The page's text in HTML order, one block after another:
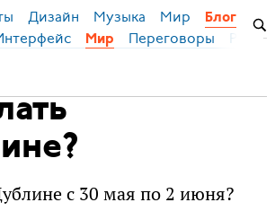
Дизайн Музыка Мир Блог
Мир Переговоры
с 30 мая по 2 июня?